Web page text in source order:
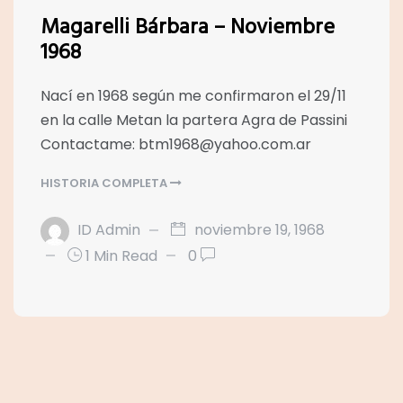
Magarelli Bárbara – Noviembre
1968
Nací en 1968 según me confirmaron el 29/11
en la calle Metan la partera Agra de Passini
Contactame: btm1968@yahoo.com.ar
HISTORIA COMPLETA
ID Admin
noviembre 19, 1968
1 Min Read
0